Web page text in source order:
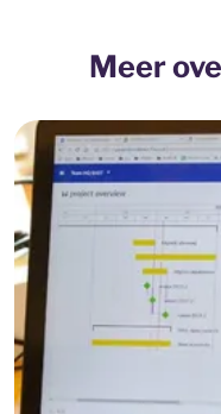
Meer